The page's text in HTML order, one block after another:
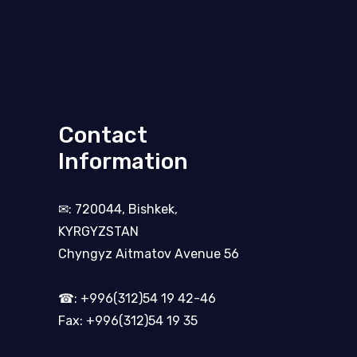
Contact
Information
✉: 720044, Bishkek,
KYRGYZSTAN
Chyngyz Aitmatov Avenue 56
☎: +996(312)54 19 42-46
Fax: +996(312)54 19 35